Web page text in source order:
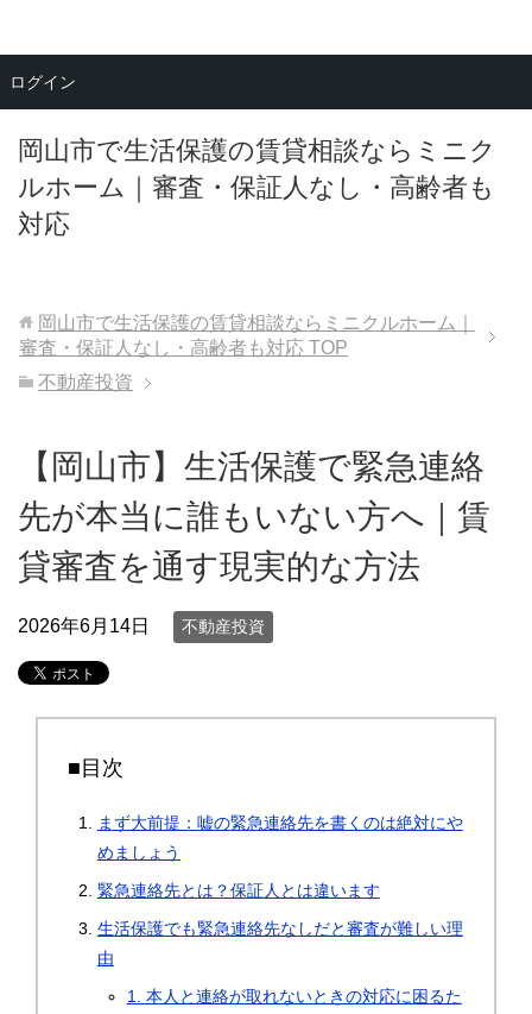
岡山市で生活保護の賃貸相談ならミニク
ルホーム｜審査・保証人なし・高齢者も
対応
メニュー
岡山市で生活保護の賃貸相談ならミニクルホーム｜
審査・保証人なし・高齢者も対応 TOP
不動産投資
【岡山市】生活保護で緊急連絡
先が本当に誰もいない方へ｜賃
貸審査を通す現実的な方法
2026年6月14日 不動産投資
■目次
まず大前提：嘘の緊急連絡先を書くのは絶対にや
めましょう
緊急連絡先とは？保証人とは違います
生活保護でも緊急連絡先なしだと審査が難しい理
由
1. 本人と連絡が取れないときの対応に困るた
ログイン